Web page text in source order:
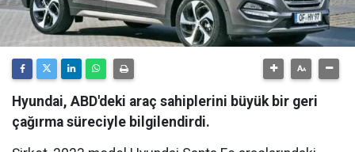
Hyundai, ABD'deki araç sahiplerini büyük bir geri
çağırma süreciyle bilgilendirdi.